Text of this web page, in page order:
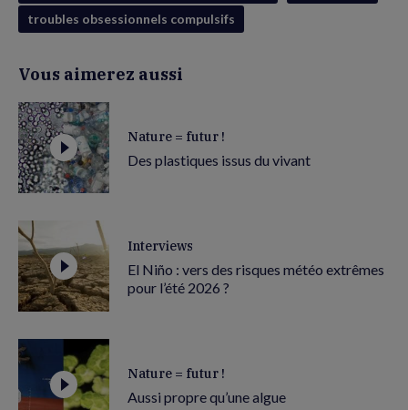
troubles obsessionnels compulsifs
Vous aimerez aussi
Nature = futur !
Des plastiques issus du vivant
Interviews
El Niño : vers des risques météo extrêmes
pour l’été 2026 ?
Nature = futur !
Aussi propre qu’une algue